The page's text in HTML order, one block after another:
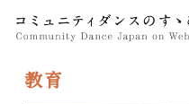
教育